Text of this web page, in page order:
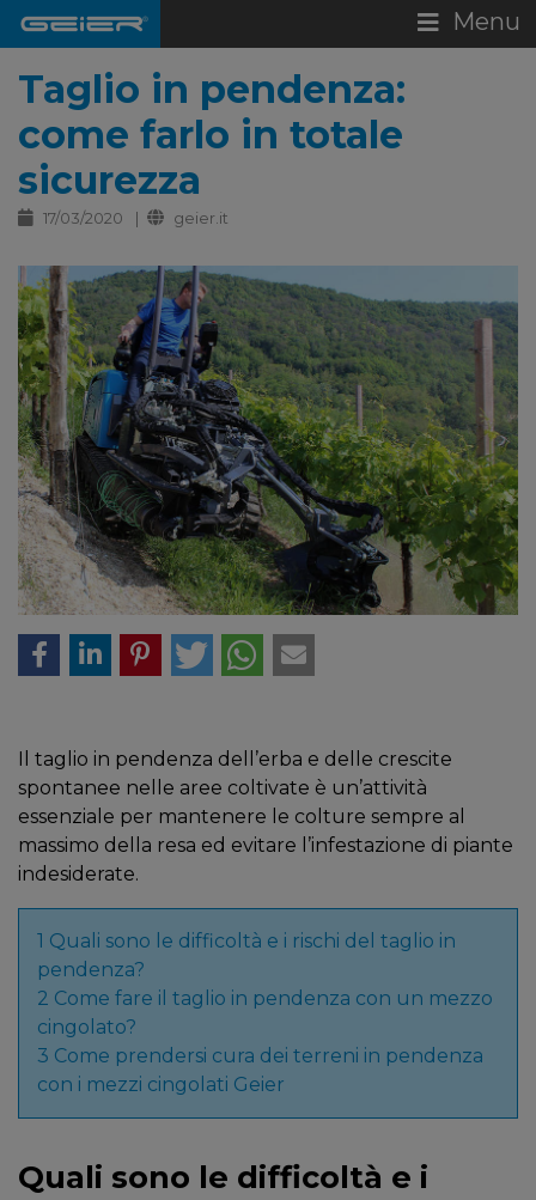
Menu
Taglio in pendenza:
come farlo in totale
sicurezza
17/03/2020 geier.it
Il taglio in pendenza dell’erba e delle crescite
spontanee nelle aree coltivate è un’attività
essenziale per mantenere le colture sempre al
massimo della resa ed evitare l’infestazione di piante
indesiderate.
1 Quali sono le difficoltà e i rischi del taglio in
pendenza?
2 Come fare il taglio in pendenza con un mezzo
cingolato?
3 Come prendersi cura dei terreni in pendenza
con i mezzi cingolati Geier
Quali sono le difficoltà e i